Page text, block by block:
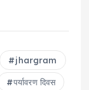
jhargram
पर्यावरण दिवस